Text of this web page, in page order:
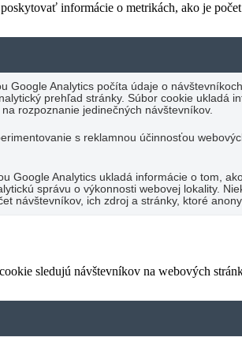
informácie o metrikách, ako je
Google Analytics počíta údaje o
prehľad stránky. Súbor cookie ukladá
rozpoznanie jedinečných návštevníkov.
s reklamnou účinnosťou
Google Analytics ukladá informácie o tom,
správu o výkonnosti webovej lokality.
návštevníkov, ich zdroj a stránky, ktoré
sledujú návštevníkov na webových